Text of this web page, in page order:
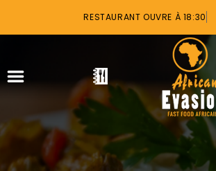
RESTAURANT OUVRE À 18:30
ACCUEIL